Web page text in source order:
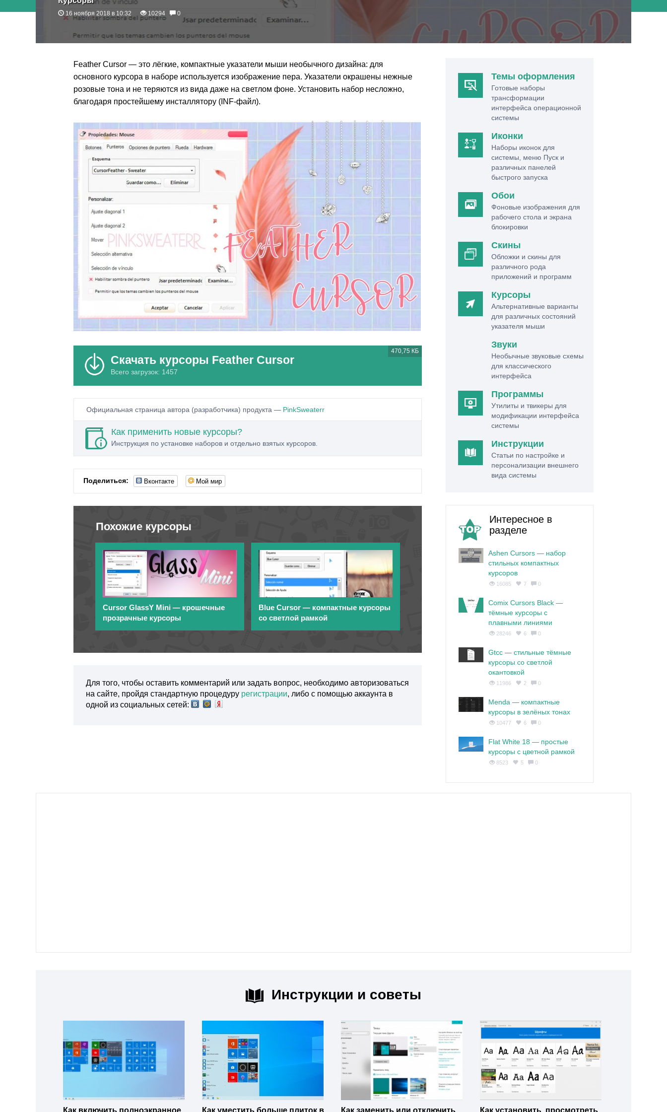
16 ноября 2018 в 10:32 10294 0
Feather Cursor — это лёгкие, компактные указатели мыши необычного дизайна: для
основного курсора в наборе используется изображение пера. Указатели окрашены нежные
розовые тона и не теряются из вида даже на светлом фоне. Установить набор несложно,
благодаря простейшему инсталлятору (INF-файл).
Скачать курсоры Feather Cursor
Всего загрузок: 1457
470,75 КБ
Официальная страница автора (разработчика) продукта — PinkSweaterr
Как применить новые курсоры?
Инструкция по установке наборов и отдельно взятых курсоров.
Поделиться: Вконтакте Мой мир
Похожие курсоры
Cursor GlassY Mini — крошечные
прозрачные курсоры
Blue Cursor — компактные курсоры
со светлой рамкой
Для того, чтобы оставить комментарий или задать вопрос, необходимо авторизоваться
на сайте, пройдя стандартную процедуру регистрации, либо с помощью аккаунта в
одной из социальных сетей:
Темы оформления
Готовые наборы
трансформации
интерфейса операционной
системы
Иконки
Наборы иконок для
системы, меню Пуск и
различных панелей
быстрого запуска
Обои
Фоновые изображения для
рабочего стола и экрана
блокировки
Скины
Обложки и скины для
различного рода
приложений и программ
Курсоры
Альтернативные варианты
для различных состояний
указателя мыши
Звуки
Необычные звуковые схемы
для классического
интерфейса
Программы
Утилиты и твикеры для
модификации интерфейса
системы
Инструкции
Статьи по настройке и
персонализации внешнего
вида системы
Интересное в
разделе
Ashen Cursors — набор
стильных компактных
курсоров
16085 7 0
Comix Cursors Black —
тёмные курсоры с
плавными линиями
28246 6 0
Gtcc — стильные тёмные
курсоры со светлой
окантовкой
11986 2 0
Menda — компактные
курсоры в зелёных тонах
10477 6 0
Flat White 18 — простые
курсоры с цветной рамкой
8523 5 0
Инструкции и советы
Как включить полноэкранное Как уместить больше плиток в Как заменить или отключить Как установить, просмотреть